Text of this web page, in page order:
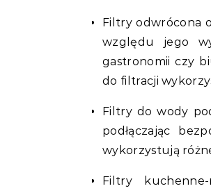
Filtry odwrócona
względu jego
gastronomii czy
do filtracji
Filtry do wody
podłączając
wykorzystują
Filtry